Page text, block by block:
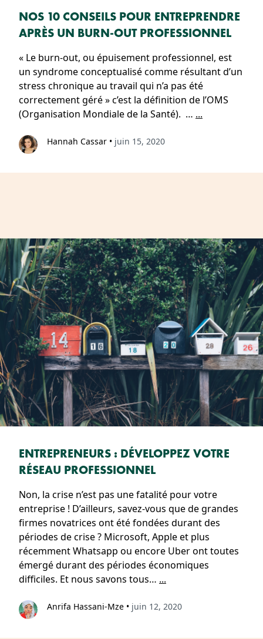
NOS 10 CONSEILS POUR ENTREPRENDRE
APRÈS UN BURN-OUT PROFESSIONNEL
« Le burn-out, ou épuisement professionnel, est
un syndrome conceptualisé comme résultant d’un
stress chronique au travail qui n’a pas été
correctement géré » c’est la définition de l’OMS
(Organisation Mondiale de la Santé). … ...
Hannah Cassar • juin 15, 2020
ENTREPRENEURS : DÉVELOPPEZ VOTRE
RÉSEAU PROFESSIONNEL
Non, la crise n’est pas une fatalité pour votre
entreprise ! D’ailleurs, savez-vous que de grandes
firmes novatrices ont été fondées durant des
périodes de crise ? Microsoft, Apple et plus
récemment Whatsapp ou encore Uber ont toutes
émergé durant des périodes économiques
difficiles. Et nous savons tous… ...
Anrifa Hassani-Mze • juin 12, 2020